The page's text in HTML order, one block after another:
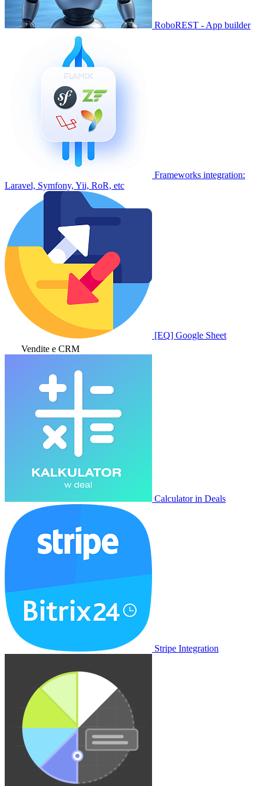
RoboREST - App builder
Frameworks integration:
Laravel, Symfony, Yii, RoR, etc
[EQ] Google Sheet
Vendite e CRM
Calculator in Deals
Stripe Integration